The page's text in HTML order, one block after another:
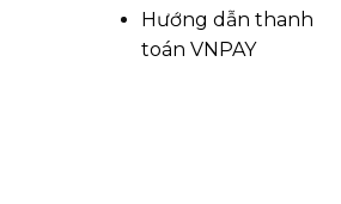
Hướng dẫn thanh
toán VNPAY